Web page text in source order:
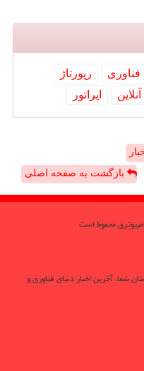
فناوری
رپورتاژ
آنلاین اپراتور
بازگشت به صفحه اصلی
شما، آخرین اخبار دنیای فناوری و